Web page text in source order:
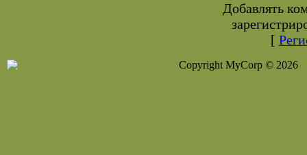
Добавлять
[
Copyright MyCorp © 2026